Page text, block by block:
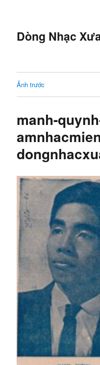
Dòng Nhạc
Ảnh trước
manh-